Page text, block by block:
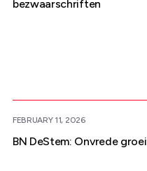
bezwaarschriften
FEBRUARY 11, 2026
BN DeStem: Onvrede